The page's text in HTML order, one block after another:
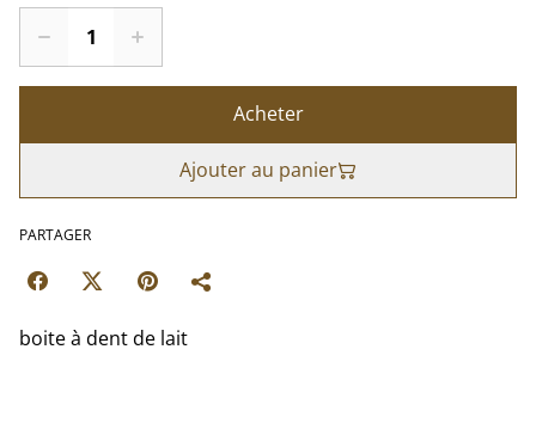
Acheter
Ajouter au panier
PARTAGER
boite à dent de lait